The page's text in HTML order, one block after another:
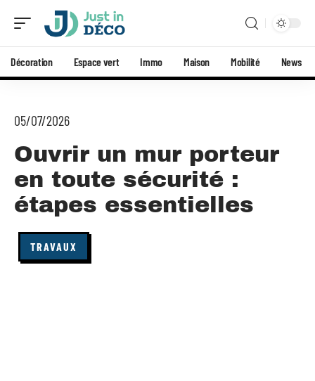
Décoration Espace vert Immo Maison Mobilité News
05/07/2026
Ouvrir un mur porteur
en toute sécurité :
étapes essentielles
TRAVAUX